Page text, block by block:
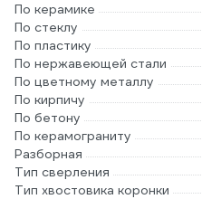
По керамике
По стеклу
По пластику
По нержавеющей стали
По цветному металлу
По кирпичу
По бетону
По керамограниту
Разборная
Тип сверления
Тип хвостовика коронки